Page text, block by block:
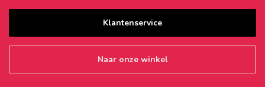
Klantenservice
Naar onze winkel